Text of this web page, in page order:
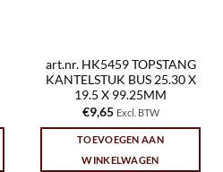
art.nr. HK5459 TOPSTANG
KANTELSTUK BUS 25.30 X
19.5 X 99.25MM
€9,65 Excl. BTW
TOEVOEGEN AAN
WINKELWAGEN